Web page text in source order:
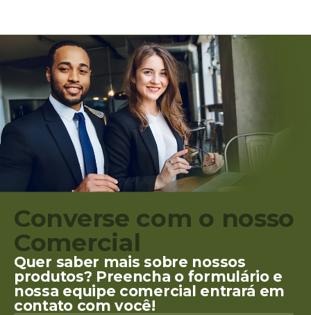
Converse com o nosso
Comercial
Quer saber mais sobre nossos
produtos? Preencha o formulário e
nossa equipe comercial entrará em
contato com você!